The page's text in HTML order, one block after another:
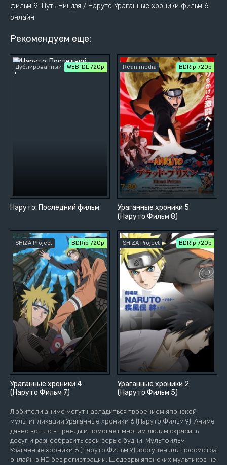
фильм 9: Путь Ниндзя / Наруто Ураганные хроники фильм 6
онлайн
Рекомендуем еще:
Наруто: Последний фильм
Дублированный WEB-DL 720p
Ураганные хроники 5
(Наруто Фильм 8)
Reanimedia BDRip 720p
Ураганные хроники 4
(Наруто Фильм 7)
SHIZA Project BDRip 720p
Ураганные хроники 2
(Наруто Фильм 5)
SHIZA Project BDRip 720p
Любители аниме могут насладиться творением японской
мультипликации Ураганные хроники 6 (Наруто Фильм 9). Аниме
давно вошло в тренды и помогает многим людям скрасить
досуг и разнообразить свои серые будни. Мультфильм
Ураганные хроники 6 (Наруто Фильм 9) доступен для просмотра
онлайн в HD без регистрации. Шедевры японских мультиков не